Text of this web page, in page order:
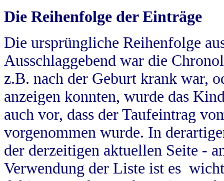
Die Reihenfolge der Einträge
Die ursprüngliche Reihenfolge
Ausschlaggebend war die
z.B. nach der Geburt krank war,
anzeigen konnten, wurde das
auch vor, dass der Taufeintrag
vorgenommen wurde. In
der derzeitigen aktuellen Seite -
Verwendung der Liste ist es